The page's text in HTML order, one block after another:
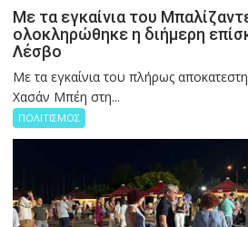
Με τα εγκαίνια του
ολοκληρώθηκε η διήμερη
Λέσβο
Με τα εγκαίνια του πλήρως
Χασάν Μπέη στη...
ΠΟΛΙΤΙΣΜΟΣ